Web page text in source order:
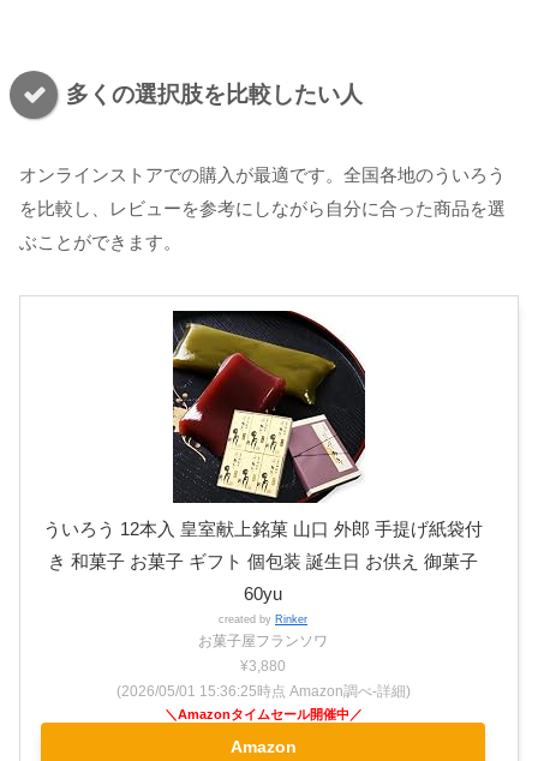
多くの選択肢を比較したい人
オンラインストアでの購入が最適です。全国各地のういろう
を比較し、レビューを参考にしながら自分に合った商品を選
ぶことができます。
ういろう 12本入 皇室献上銘菓 山口 外郎 手提げ紙袋付
き 和菓子 お菓子 ギフト 個包装 誕生日 お供え 御菓子
60yu
created by Rinker
お菓子屋フランソワ
¥3,880
(2026/05/01 15:36:25時点 Amazon調べ-詳細)
Amazon